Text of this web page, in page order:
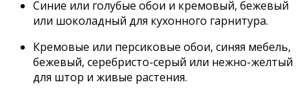
Синие или голубые обои и кремовый, бежевый
или шоколадный для кухонного гарнитура.
Кремовые или персиковые обои, синяя мебель,
бежевый, серебристо-серый или нежно-желтый
для штор и живые растения.